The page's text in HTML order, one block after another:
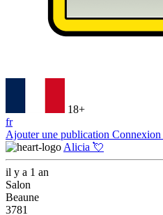
18+
fr
Ajouter une publication Connexion
Alicia 💘
il y a 1 an
Salon
Beaune
3781